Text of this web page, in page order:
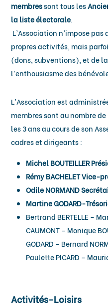
membressont tous les
la liste électorale.
L’Association n’impose
propres activités, mais
(dons, subventions), et de
l’enthousiasme des
L’Association est
membres sont au nombre
les 3 ans au cours de son
cadres et dirigeants :
Michel BOUTEILLER
Rémy BACHELET Vice-
Odile NORMAND
Martine GODARD-
Bertrand BERTELLE –
CAUMONT – Monique
GODARD – Bernard
Paulette PICARD –
Activités-Loisirs